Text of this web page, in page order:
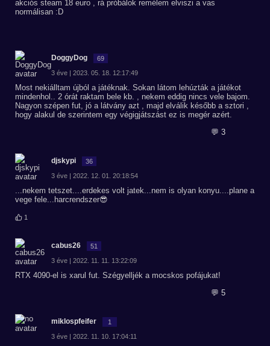
akciós steam 18 euro , rá próbálok remélem elviszi a vas
normálisan :D
DoggyDog 69
3 éve | 2023. 05. 18. 12:17:49
Most nekiálltam újból a játéknak. Sokan látom lehúzták a játékot
mindenhol.. 2 órát raktam bele kb. , nekem eddig nincs vele bajom.
Nagyon szépen fut, jó a látvány azt , majd elválik később a sztori ,
hogy alakul de szerintem egy végigjátszást ez is megér azért.
💬 3
djskypi 36
3 éve | 2022. 12. 01. 20:18:54
...nekem tetszet....erdekes volt jatek...nem is olyan konyu....plane a
vege fele...harcrendszer😎
1
cabus26 51
3 éve | 2022. 11. 11. 13:22:09
RTX 4090-el is xarul fut. Szégyelljék a mocskos pofájukat!
💬 5
miklospfeifer 1
3 éve | 2022. 11. 10. 17:04:11